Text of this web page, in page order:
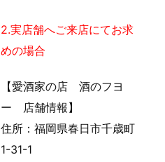
2.実店舗へご来店にてお求
めの場合
【愛酒家の店 酒のフヨ
ー 店舗情報】
住所：福岡県春日市千歳町
1-31-1